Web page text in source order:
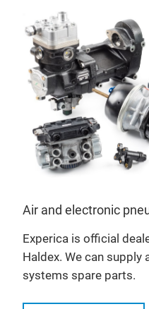
Air and electronic
Experica is official
Haldex. We can supply
systems spare parts.